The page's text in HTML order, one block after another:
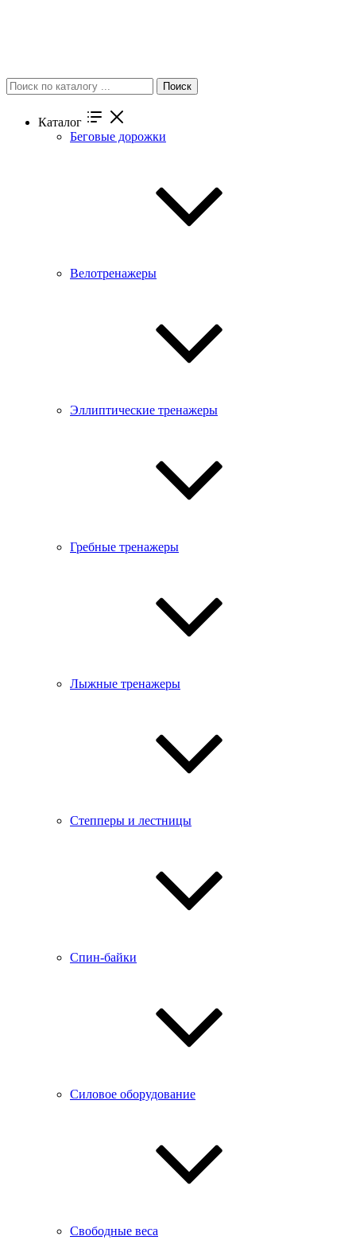
Поиск
Каталог
Беговые дорожки
Велотренажеры
Эллиптические тренажеры
Гребные тренажеры
Лыжные тренажеры
Степперы и лестницы
Спин-байки
Силовое оборудование
Свободные веса